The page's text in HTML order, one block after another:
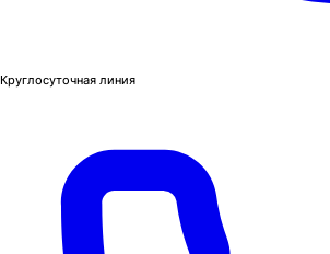
Круглосуточная линия